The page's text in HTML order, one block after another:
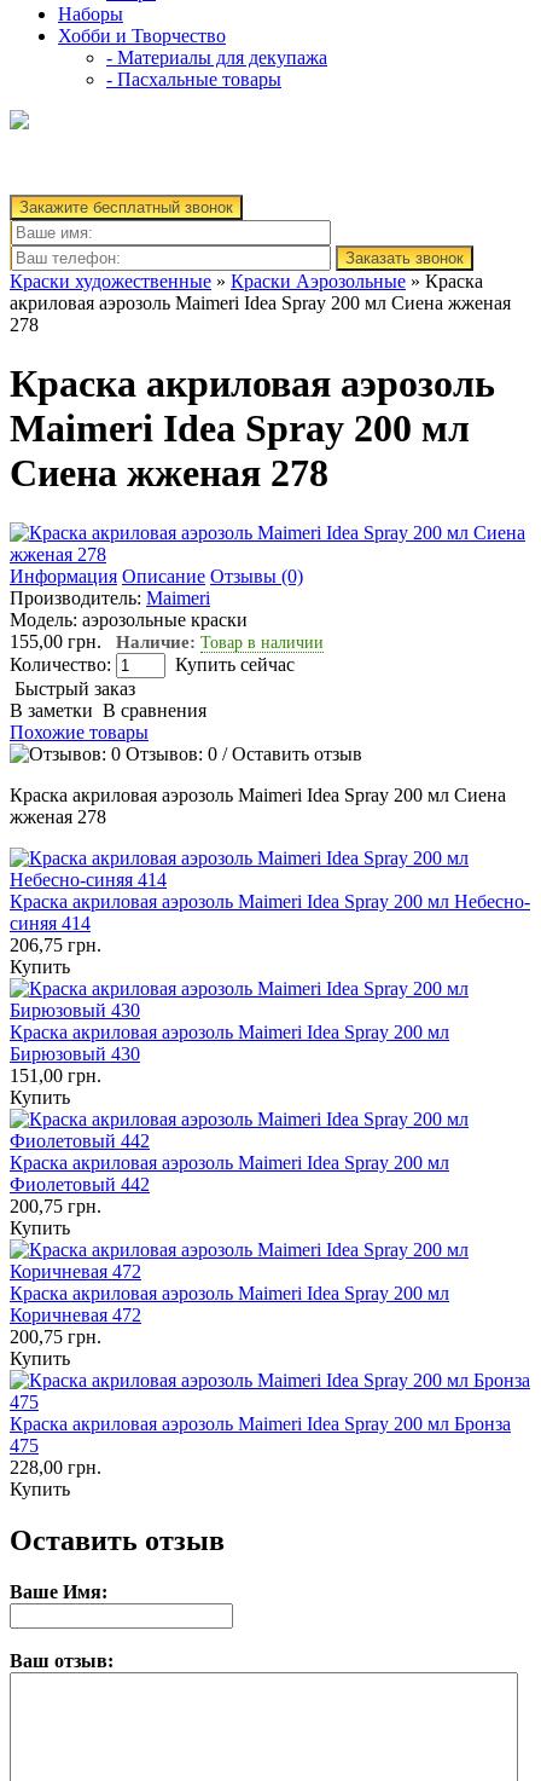
Наборы
Хобби и Творчество
- Материалы для декупажа
- Пасхальные товары
Закажите бесплатный звонок
Заказать звонок
Краски художественные » Краски Аэрозольные » Краска
акриловая аэрозоль Maimeri Idea Spray 200 мл Сиена жженая
278
Краска акриловая аэрозоль
Maimeri Idea Spray 200 мл
Сиена жженая 278
Информация Описание Отзывы (0)
Производитель: Maimeri
Модель: аэрозольные краски
155,00 грн. Наличие: Товар в наличии
Количество:
Купить сейчас
Быстрый заказ
В заметки В сравнения
Похожие товары
Отзывов: 0 /Оставить отзыв
Краска акриловая аэрозоль Maimeri Idea Spray 200 мл Сиена
жженая 278
Краска акриловая аэрозоль Maimeri Idea Spray 200 мл Небесно-
синяя 414
206,75 грн.
Купить
Краска акриловая аэрозоль Maimeri Idea Spray 200 мл
Бирюзовый 430
151,00 грн.
Купить
Краска акриловая аэрозоль Maimeri Idea Spray 200 мл
Фиолетовый 442
200,75 грн.
Купить
Краска акриловая аэрозоль Maimeri Idea Spray 200 мл
Коричневая 472
200,75 грн.
Купить
Краска акриловая аэрозоль Maimeri Idea Spray 200 мл Бронза
475
228,00 грн.
Купить
Оставить отзыв
Ваше Имя:
Ваш отзыв: